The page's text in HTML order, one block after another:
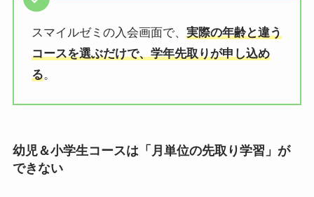
スマイルゼミの入会画面で、実際の年齢と違う
コースを選ぶだけで、学年先取りが申し込め
る。
幼児＆小学生コースは「月単位の先取り学習」が
できない